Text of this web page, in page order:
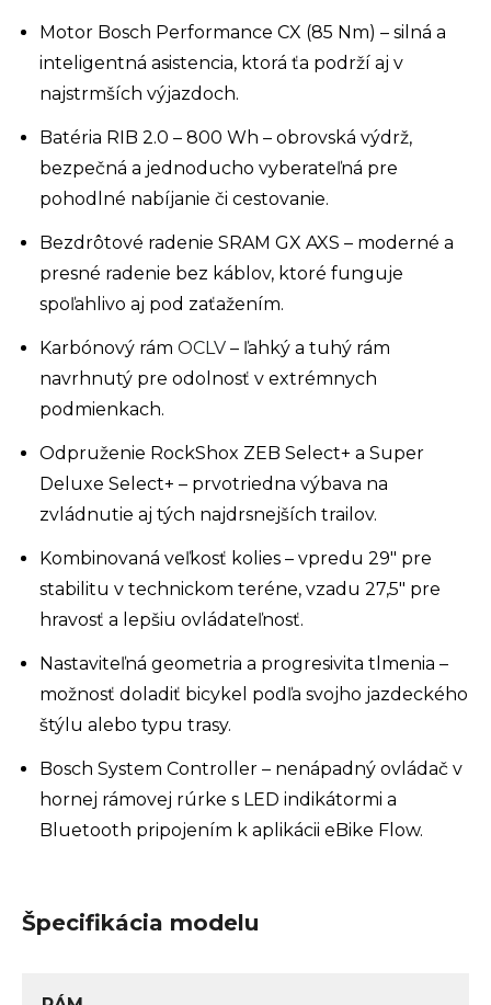
Motor Bosch Performance CX (85 Nm) – silná a
inteligentná asistencia, ktorá ťa podrží aj v
najstrmších výjazdoch.
Batéria RIB 2.0 – 800 Wh – obrovská výdrž,
bezpečná a jednoducho vyberateľná pre
pohodlné nabíjanie či cestovanie.
Bezdrôtové radenie SRAM GX AXS – moderné a
presné radenie bez káblov, ktoré funguje
spoľahlivo aj pod zaťažením.
Karbónový rám OCLV – ľahký a tuhý rám
navrhnutý pre odolnosť v extrémnych
podmienkach.
Odpruženie RockShox ZEB Select+ a Super
Deluxe Select+ – prvotriedna výbava na
zvládnutie aj tých najdrsnejších trailov.
Kombinovaná veľkosť kolies – vpredu 29" pre
stabilitu v technickom teréne, vzadu 27,5" pre
hravosť a lepšiu ovládateľnosť.
Nastaviteľná geometria a progresivita tlmenia –
možnosť doladiť bicykel podľa svojho jazdeckého
štýlu alebo typu trasy.
Bosch System Controller – nenápadný ovládač v
hornej rámovej rúrke s LED indikátormi a
Bluetooth pripojením k aplikácii eBike Flow.
Špecifikácia modelu